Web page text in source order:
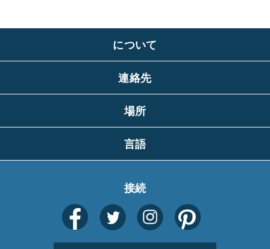
について
連絡先
場所
言語
接続